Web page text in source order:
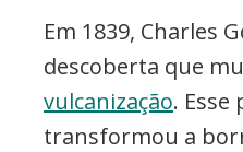
Em 1839, Charles
descoberta que
vulcanização. Esse
transformou a